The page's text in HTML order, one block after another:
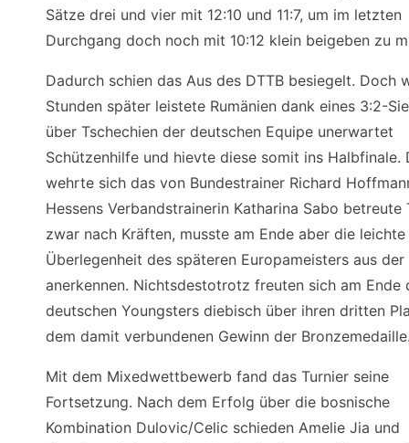
Sätze drei und vier mit 12:10 und 11:7, um im letzten
Durchgang doch noch mit 10:12 klein beigeben zu
Dadurch schien das Aus des DTTB besiegelt. Doch
Stunden später leistete Rumänien dank eines 3:2-
über Tschechien der deutschen Equipe unerwartet
Schützenhilfe und hievte diese somit ins Halbfinale.
wehrte sich das von Bundestrainer Richard
Hessens Verbandstrainerin Katharina Sabo betreute
zwar nach Kräften, musste am Ende aber die leichte
Überlegenheit des späteren Europameisters aus der
anerkennen. Nichtsdestotrotz freuten sich am Ende
deutschen Youngsters diebisch über ihren dritten
dem damit verbundenen Gewinn der
Mit dem Mixedwettbewerb fand das Turnier seine
Fortsetzung. Nach dem Erfolg über die bosnische
Kombination Dulovic/Celic schieden Amelie Jia und